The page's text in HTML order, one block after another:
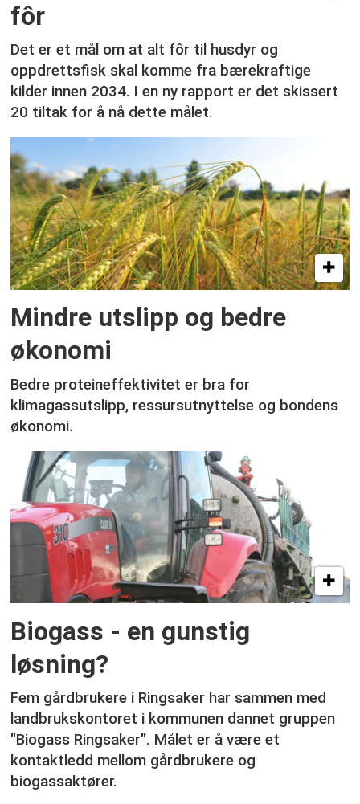
fôr
Det er et mål om at alt fôr til husdyr og
oppdrettsfisk skal komme fra bærekraftige
kilder innen 2034. I en ny rapport er det skissert
20 tiltak for å nå dette målet.
Mindre utslipp og bedre
økonomi
Bedre proteineffektivitet er bra for
klimagassutslipp, ressursutnyttelse og bondens
økonomi.
Biogass - en gunstig
løsning?
Fem gårdbrukere i Ringsaker har sammen med
landbrukskontoret i kommunen dannet gruppen
"Biogass Ringsaker". Målet er å være et
kontaktledd mellom gårdbrukere og
biogassaktører.